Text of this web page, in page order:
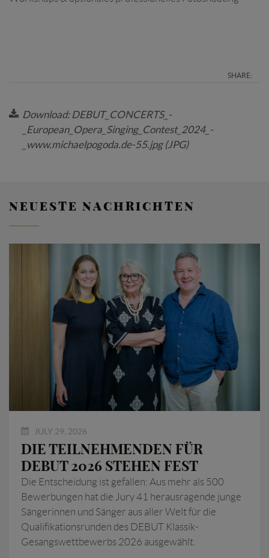
SHARE:
Download: DEBUT_CONCERTS_-
_European_Opera_Singing_Contest_2024_-
_www.michaelpogoda.de-55.jpg (JPG)
NEUESTE NACHRICHTEN
JULY 29, 2026
DIE TEILNEHMENDEN FÜR
DEBUT 2026 STEHEN FEST
Die Entscheidung ist gefallen: Aus mehr als 500
Bewerbungen hat die Jury 41 herausragende junge
Sängerinnen und Sänger aus aller Welt für die
Qualifikationsrunden des DEBUT Klassik-
Gesangswettbewerbs 2026 ausgewählt.